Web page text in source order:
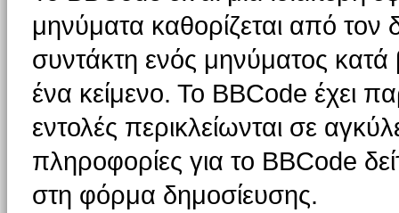
μηνύματα καθορίζεται από τον
συντάκτη ενός μηνύματος
ένα κείμενο. Το BBCode έχει
εντολές περικλείωνται σε
πληροφορίες για το BBCode
στη φόρμα δημοσίευσης.